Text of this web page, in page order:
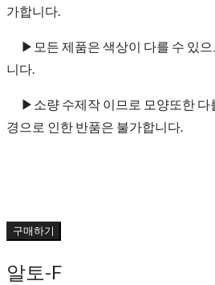
가합니다.
▶모든 제품은 색상이 다를 수 있으
니다.
▶소량 수제작 이므로 모양또한 다
경으로 인한 반품은 불가합니다.
구매하기
알토-F